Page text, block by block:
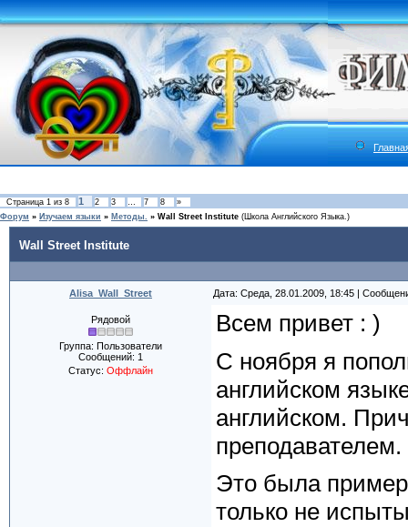
Страница 1 из 8 1 2 3 … 7 8
»
Форум » Изучаем языки » Методы. » Wall Street Institute (Школа Английского Языка.)
Wall Street Institute
Alisa_Wall_Street Дата: Среда, 28.01.2009, 18:45 |
Рядовой
Группа: Пользователи
Сообщений: 1
Статус: Оффлайн
Всем привет : )
С ноября я
английском
английском.
преподавателем.
Это была
только не